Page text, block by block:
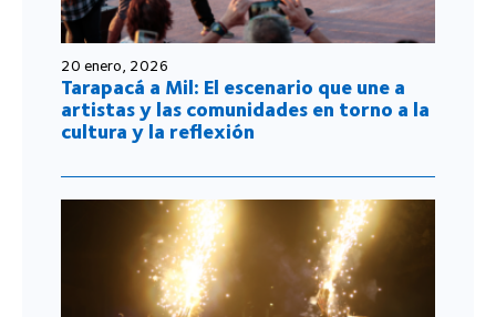
20 enero, 2026
Tarapacá a Mil: El escenario que une a
artistas y las comunidades en torno a la
cultura y la reflexión